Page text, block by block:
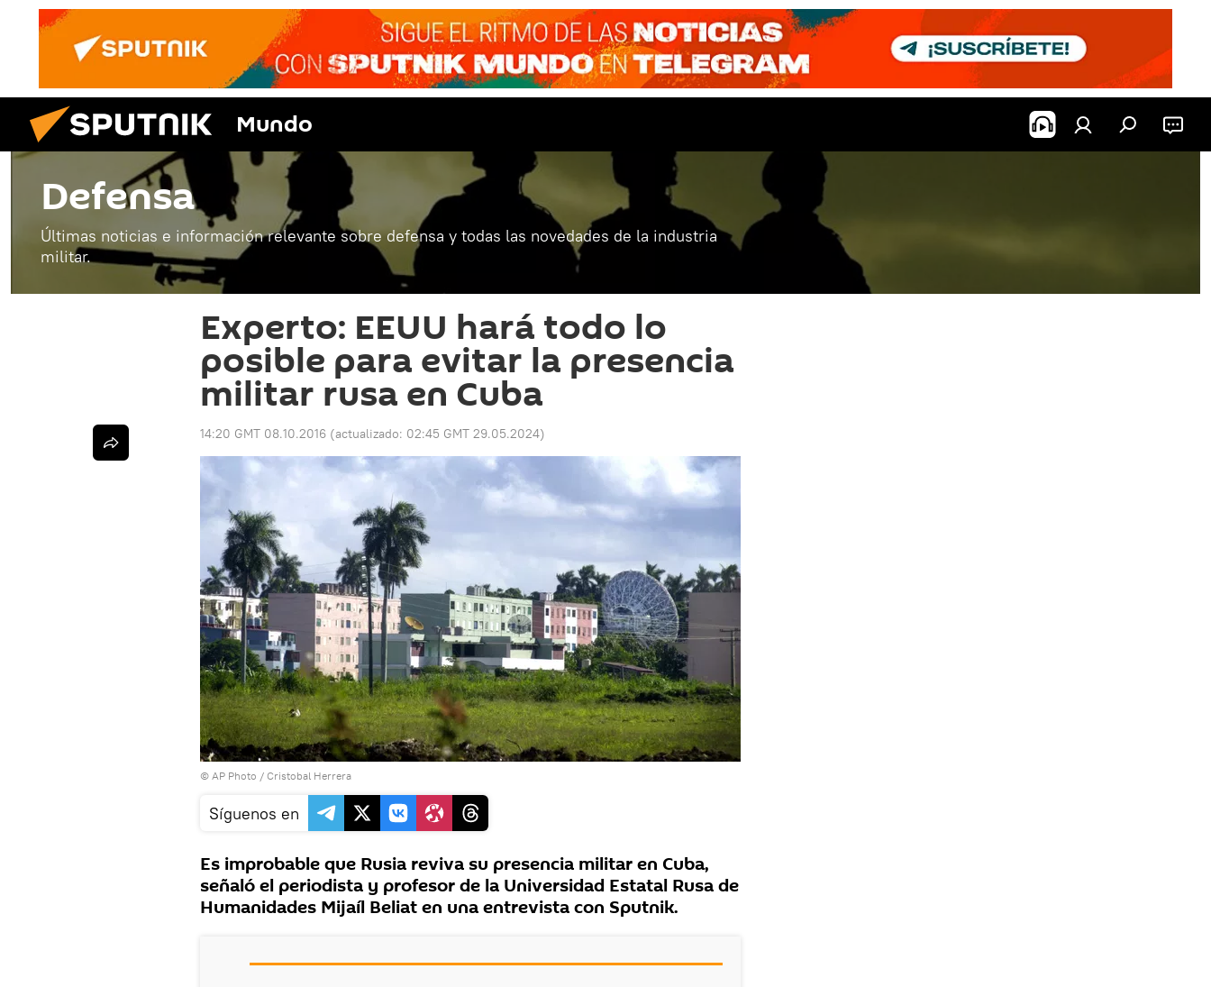
Mundo
Defensa
Últimas noticias e información relevante sobre defensa y todas las novedades de la industria
militar.
Experto: EEUU hará todo lo
posible para evitar la presencia
militar rusa en Cuba
14:20 GMT 08.10.2016 (actualizado: 02:45 GMT 29.05.2024)
© AP Photo / Cristobal Herrera
Síguenos en
Es improbable que Rusia reviva su presencia militar en Cuba,
señaló el periodista y profesor de la Universidad Estatal Rusa de
Humanidades Mijaíl Beliat en una entrevista con Sputnik.